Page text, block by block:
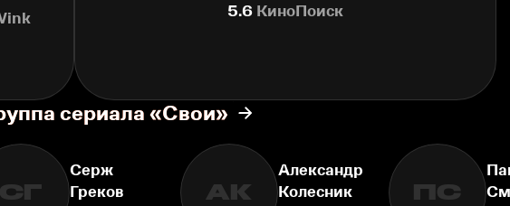
5.6КиноПоиск
сериала «Свои»
СГ
Серж
Греков
АК
Александр
Колесник
ПС